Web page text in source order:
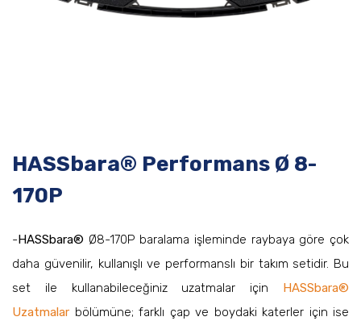
HASSbara® Performans Ø 8-
170P
-HASSbara® Ø8-170P baralama işleminde raybaya göre çok
daha güvenilir, kullanışlı ve performanslı bir takım setidir. Bu
set ile kullanabileceğiniz uzatmalar için HASSbara®
Uzatmalar bölümüne; farklı çap ve boydaki katerler için ise